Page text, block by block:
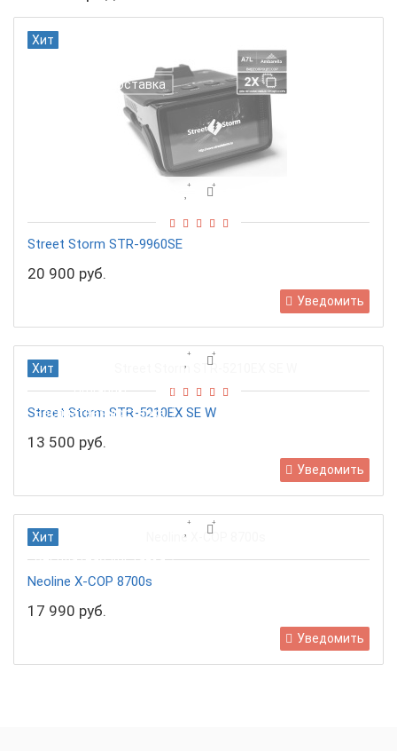
Хит
Бесплатная доставка
Street Storm STR-9960SE
20 900 руб.
Уведомить
Хит
Подарок!
Бесплатная доставка
Street Storm STR-5210EX SE W
13 500 руб.
Уведомить
Хит
Бесплатная доставка
Neoline X-COP 8700s
17 990 руб.
Уведомить